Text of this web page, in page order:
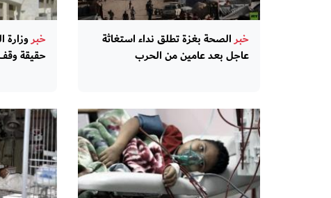
خبرالصحة بغزة تطلق نداء استغاثة
عاجل بعد عامين من الحرب
خبروزارة
حقيقة